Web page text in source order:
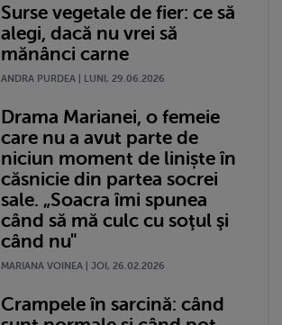
Surse vegetale de fier: ce să
alegi, dacă nu vrei să
mănânci carne
ANDRA PURDEA | LUNI, 29.06.2026
Drama Marianei, o femeie
care nu a avut parte de
niciun moment de liniște în
căsnicie din partea socrei
sale. „Soacra îmi spunea
când să mă culc cu soţul şi
când nu"
MARIANA VOINEA | JOI, 26.02.2026
Crampele în sarcină: când